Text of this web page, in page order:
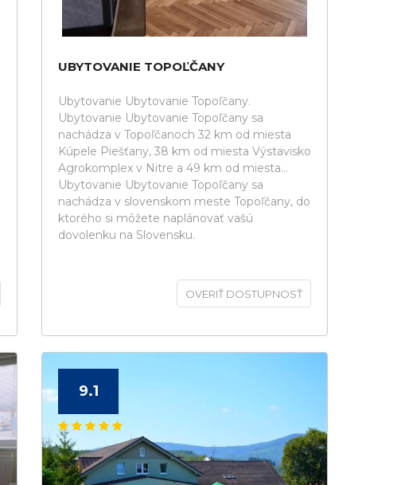
UBYTOVANIE TOPOĽČANY
Ubytovanie Ubytovanie Topoľčany.
Ubytovanie Ubytovanie Topoľčany sa
nachádza v Topoľčanoch 32 km od miesta
Kúpele Piešťany, 38 km od miesta Výstavisko
Agrokomplex v Nitre a 49 km od miesta...
Ubytovanie Ubytovanie Topoľčany sa
nachádza v slovenskom meste Topoľčany, do
ktorého si môžete naplánovať vašú
dovolenku na Slovensku.
OVERIŤ DOSTUPNOSŤ
9.1